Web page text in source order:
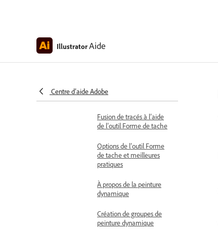
IllustratorAide
Centre d’aide Adobe
Sélection d’objets ayant le
Présentation des outils de
peinture
Fusion de tracés à l’aide
de l’outil Forme de tache
Options de l’outil Forme
de tache et meilleures
pratiques
À propos de la peinture
dynamique
Création de groupes de
peinture dynamique